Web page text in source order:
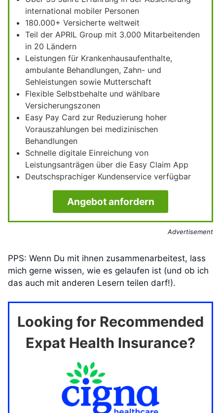
international mobiler Personen
180.000+ Versicherte weltweit
Teil der APRIL Group mit 3.000 Mitarbeitenden
in 20 Ländern
Leistungen für Krankenhausaufenthalte,
ambulante Behandlungen, Zahn- und
Sehleistungen sowie Mutterschaft
Flexible Selbstbehalte und wählbare
Versicherungszonen
Easy Pay Card zur Reduzierung hoher
Vorauszahlungen bei medizinischen
Behandlungen
Schnelle digitale Einreichung von
Leistungsanträgen über die Easy Claim App
Deutschsprachiger Kundenservice verfügbar
Angebot anfordern
Advertisement
PPS: Wenn Du mit ihnen zusammenarbeitest, lass
mich gerne wissen, wie es gelaufen ist (und ob ich
das auch mit anderen Lesern teilen darf!).
Looking for Recommended
Expat Health Insurance?